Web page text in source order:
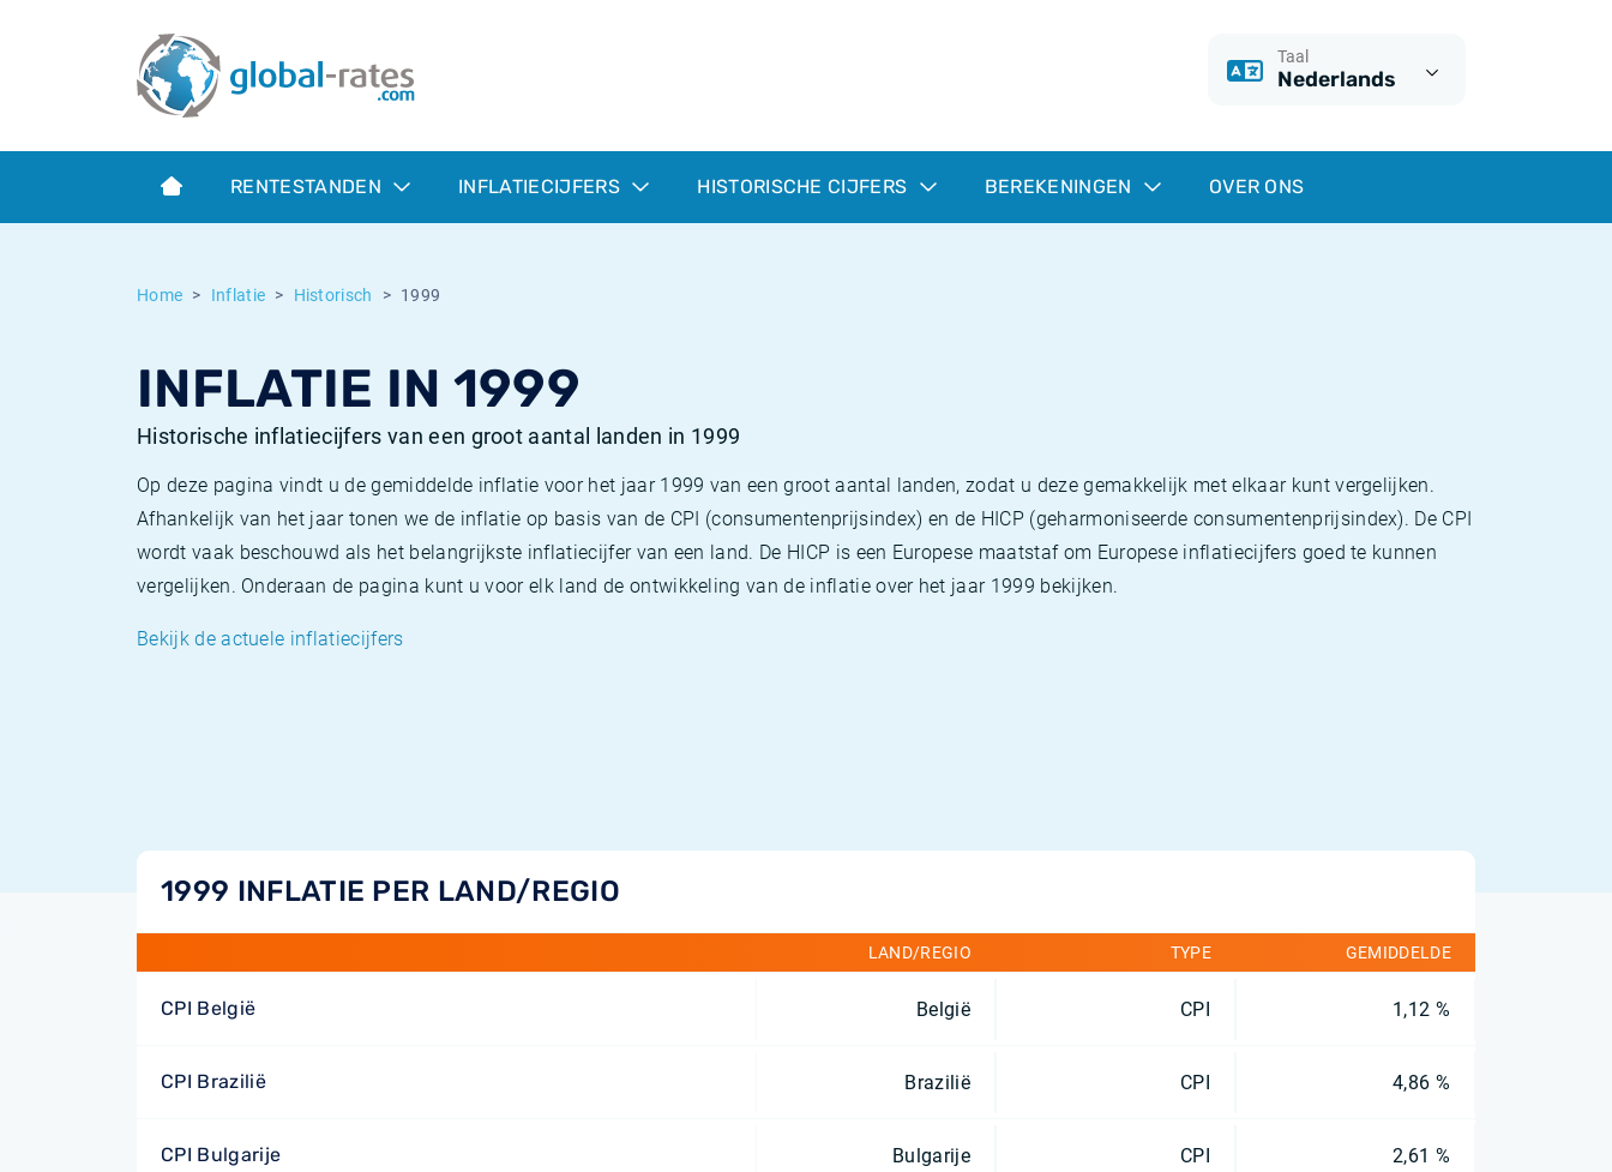
Taal
Nederlands
RENTESTANDEN INFLATIECIJFERS HISTORISCHE CIJFERS BEREKENINGEN OVER ONS
Home Inflatie Historisch 1999
INFLATIE IN 1999
Historische inflatiecijfers van een groot aantal landen in 1999
Op deze pagina vindt u de gemiddelde inflatie voor het jaar 1999 van een groot aantal landen, zodat u deze gemakkelijk met elkaar kunt vergelijken.
Afhankelijk van het jaar tonen we de inflatie op basis van de CPI (consumentenprijsindex) en de HICP (geharmoniseerde consumentenprijsindex). De CPI
wordt vaak beschouwd als het belangrijkste inflatiecijfer van een land. De HICP is een Europese maatstaf om Europese inflatiecijfers goed te kunnen
vergelijken. Onderaan de pagina kunt u voor elk land de ontwikkeling van de inflatie over het jaar 1999 bekijken.
Bekijk de actuele inflatiecijfers
1999 INFLATIE PER LAND/REGIO
LAND/REGIO TYPE GEMIDDELDE
CPI België België CPI 1,12 %
CPI Brazilië Brazilië CPI 4,86 %
CPI Bulgarije Bulgarije CPI 2,61 %
Term SOFR
Wat is CPI inflatie?
Wat is HICP inflatie?
Europese inflatie - HICP
Euribor historie
ESTER historie
Historische inflatie
Inflatiecalculator